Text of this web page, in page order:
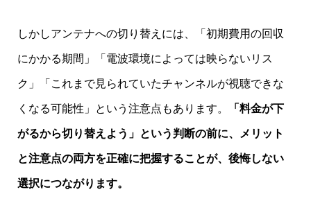
しかしアンテナへの切り替えには、「初期費用の回収
にかかる期間」「電波環境によっては映らないリス
ク」「これまで見られていたチャンネルが視聴できな
くなる可能性」という注意点もあります。 「料金が下
がるから切り替えよう」という判断の前に、メリット
と注意点の両方を正確に把握することが、後悔しない
選択につながります。